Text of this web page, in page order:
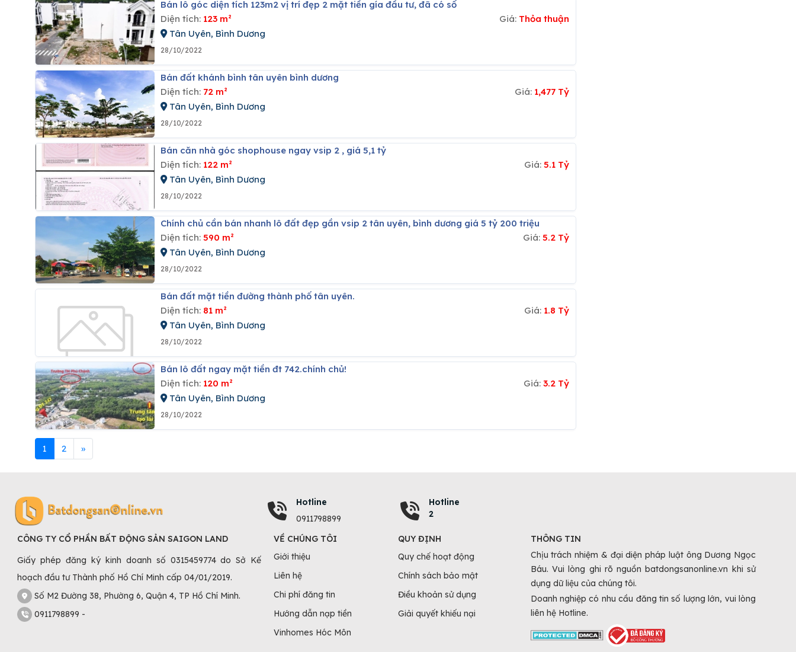
Bán lô góc diện tích 123m2 vị trí đẹp 2 mặt tiền gía đầu tư, đã có sổ
Diện tích: 123 m² Giá: Thỏa thuận
Tân Uyên, Bình Dương
28/10/2022
Bán đất khánh bình tân uyên bình dương
Diện tích: 72 m² Giá: 1,477 Tỷ
Tân Uyên, Bình Dương
28/10/2022
Bán căn nhà góc shophouse ngay vsip 2 , giá 5,1 tỷ
Diện tích: 122 m² Giá:5.1 Tỷ
Tân Uyên, Bình Dương
28/10/2022
Chính chủ cần bán nhanh lô đất đẹp gần vsip 2 tân uyên, bình dương giá 5 tỷ 200 triệu
Diện tích: 590 m² Giá:5.2 Tỷ
Tân Uyên, Bình Dương
28/10/2022
Bán đất mặt tiền đường thành phố tân uyên.
Diện tích: 81 m² Giá: 1.8 Tỷ
Tân Uyên, Bình Dương
28/10/2022
Bán lô đất ngay mặt tiền đt 742.chính chủ!
Diện tích: 120 m² Giá:3.2 Tỷ
Tân Uyên, Bình Dương
28/10/2022
1 2 »
Hotline
0911798899
Hotline
2
CÔNG TY CỔ PHẦN BẤT ĐỘNG SẢN SAIGON LAND
Giấy phép đăng ký kinh doanh số 0315459774 do Sở Kế
hoạch đầu tư Thành phố Hồ Chí Minh cấp 04/01/2019.
Số M2 Đường 38, Phường 6, Quận 4, TP Hồ Chí Minh.
0911798899 -
VỀ CHÚNG TÔI
Giới thiệu
Liên hệ
Chi phí đăng tin
Hướng dẫn nạp tiền
Vinhomes Hóc Môn
QUY ĐỊNH
Quy chế hoạt động
Chính sách bảo mật
Điều khoản sử dụng
Giải quyết khiếu nại
THÔNG TIN
Chịu trách nhiệm & đại diện pháp luật ông Dương Ngọc
Báu. Vui lòng ghi rõ nguồn batdongsanonline.vn khi sử
dụng dữ liệu của chúng tôi.
Doanh nghiệp có nhu cầu đăng tin số lượng lớn, vui lòng
liên hệ Hotline.